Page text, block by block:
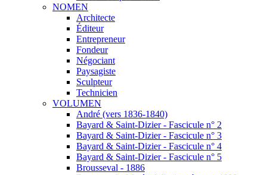
NOMEN
Architecte
Éditeur
Entrepreneur
Fondeur
Négociant
Paysagiste
Sculpteur
Technicien
VOLUMEN
André (vers 1836-1840)
Bayard & Saint-Dizier - Fascicule n° 2
Bayard & Saint-Dizier - Fascicule n° 3
Bayard & Saint-Dizier - Fascicule n° 4
Bayard & Saint-Dizier - Fascicule n° 5
Brousseval - 1886